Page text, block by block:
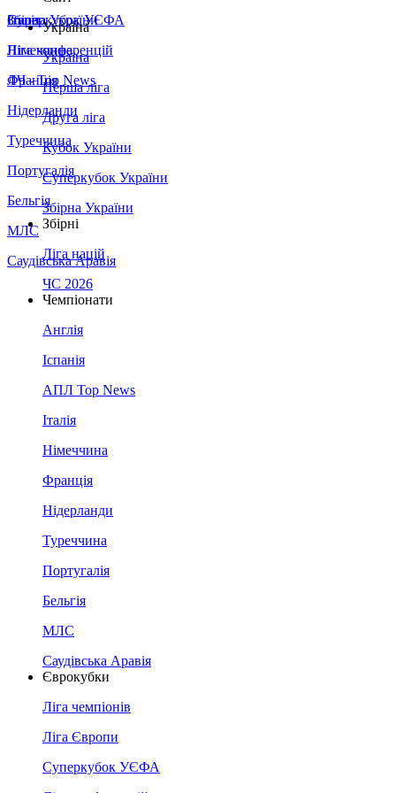
Збірна України
Італія
Німеччина
Франція
Нідерланди
Туреччина
Португалія
Бельгія
МЛС
Саудівська Аравія
Суперкубок УЄФА
Ліга конференцій
ЛЧ - Top News
Україна
Україна
Перша ліга
Друга ліга
Кубок України
Суперкубок України
Збірна України
Збірні
Ліга націй
ЧС 2026
Чемпіонати
Англія
Іспанія
АПЛ Top News
Італія
Німеччина
Франція
Нідерланди
Туреччина
Португалія
Бельгія
МЛС
Саудівська Аравія
Єврокубки
Ліга чемпіонів
Ліга Європи
Суперкубок УЄФА